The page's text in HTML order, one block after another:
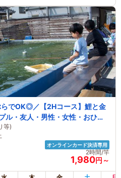
でOK◎／【2Hコース】鯉と金
ル・友人・男性・女性・おひと
要時間：2時間】 _:*
等)
オンラインカード決済専用
2時間/竿
1,980円～